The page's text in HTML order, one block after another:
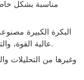
مناسبة بشكل خاص
البكرة الكبيرة
عالية القوة، والتي تتميز بقوة عالية وجودة مضمونة.